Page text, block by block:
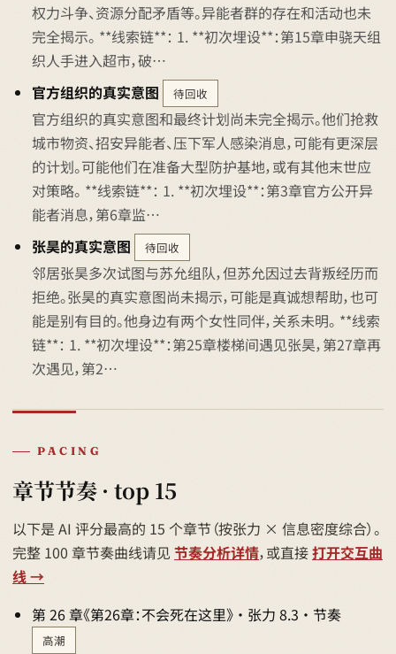
权力斗争、资源分配矛盾等。异能者群的存在和活动也未
完全揭示。 **线索链**： 1. **初次埋设**：第15章申骁天组
织人手进入超市，破…
官方组织的真实意图
待回收
官方组织的真实意图和最终计划尚未完全揭示。他们抢救
城市物资、招安异能者、压下军人感染消息，可能有更深层
的计划。可能他们在准备大型防护基地，或有其他末世应
对策略。 **线索链**： 1. **初次埋设**：第3章官方公开异
能者消息，第6章监…
张昊的真实意图
待回收
邻居张昊多次试图与苏允组队，但苏允因过去背叛经历而
拒绝。张昊的真实意图尚未揭示，可能是真诚想帮助，也可
能是别有目的。他身边有两个女性同伴，关系未明。 **线索
链**： 1. **初次埋设**：第25章楼梯间遇见张昊，第27章再
次遇见，第2…
PACING
章节节奏 · top 15
以下是 AI 评分最高的 15 个章节（按张力 × 信息密度综合）。
完整 100 章节奏曲线请见 节奏分析详情，或直接打开交互曲
线 →
第 26 章《第26章：不会死在这里》 · 张力 8.3 · 节奏
高潮